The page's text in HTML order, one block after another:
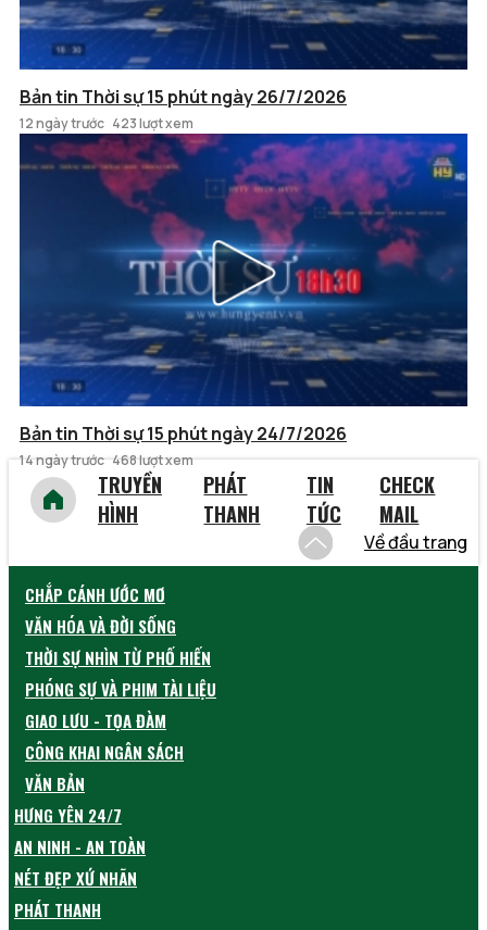
Bản tin Thời sự 15 phút ngày 26/7/2026
12 ngày trước 423 lượt xem
Bản tin Thời sự 15 phút ngày 24/7/2026
14 ngày trước 468 lượt xem
TRUYỀN
HÌNH
PHÁT
THANH
TIN
TỨC
CHECK
MAIL
Về đầu trang
CHẮP CÁNH ƯỚC MƠ
VĂN HÓA VÀ ĐỜI SỐNG
THỜI SỰ NHÌN TỪ PHỐ HIẾN
PHÓNG SỰ VÀ PHIM TÀI LIỆU
GIAO LƯU - TỌA ĐÀM
CÔNG KHAI NGÂN SÁCH
VĂN BẢN
HƯNG YÊN 24/7
AN NINH - AN TOÀN
NÉT ĐẸP XỨ NHÃN
PHÁT THANH